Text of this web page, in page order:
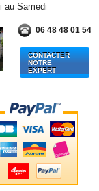
au Samedi
06 48 48 01 54
CONTACTER
NOTRE
EXPERT